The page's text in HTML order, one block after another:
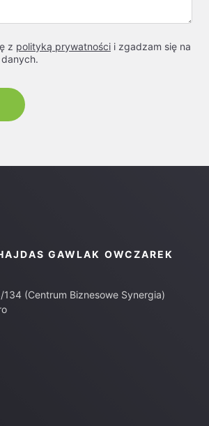
z polityką prywatności i zgadzam się na
GAWLAK OWCZAREK
134 (Centrum Biznesowe Synergia)